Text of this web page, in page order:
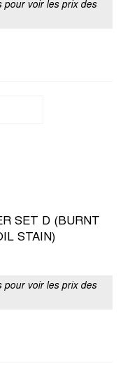
pour voir les prix des
SET D (BURNT
STAIN)
pour voir les prix des